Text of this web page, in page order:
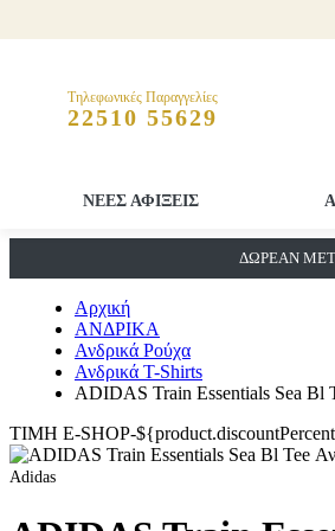
Τηλεφωνικές Παραγγελίες
22510 55629
ΝΕΕΣ ΑΦΙΞΕΙΣ
ΔΩΡΕΑΝ
Αρχική
ΑΝΔΡΙΚΑ
Ανδρικά Ρούχα
Ανδρικά T-Shirts
ADIDAS Train Essentials Sea Bl
ΤΙΜΗ E-SHOP-
Adidas